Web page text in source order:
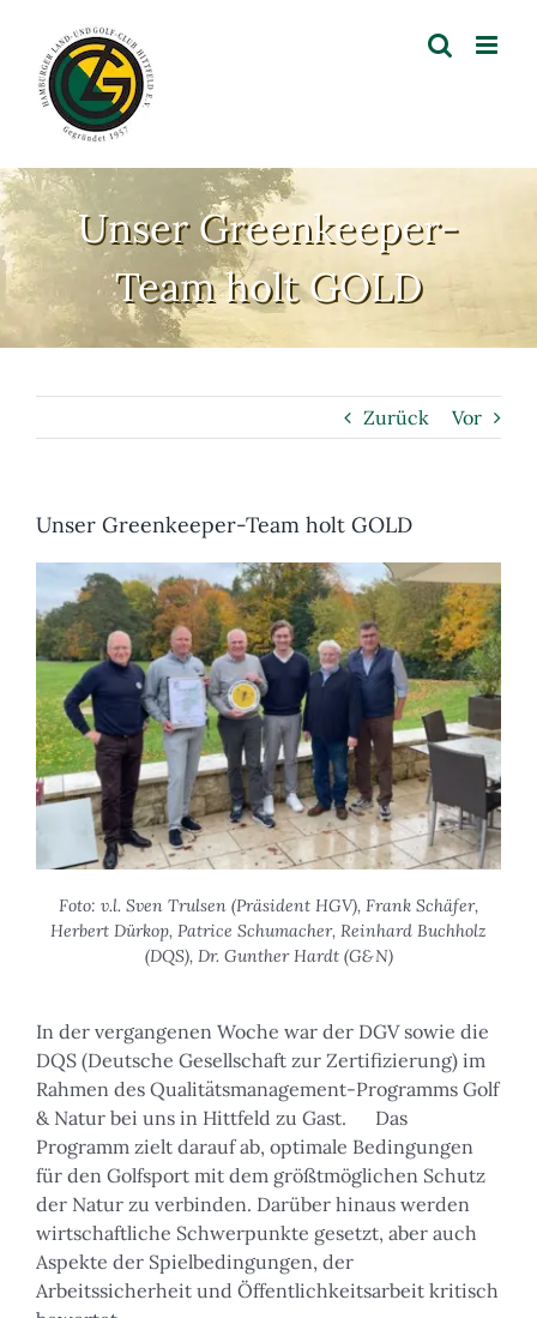
springen
Unser Greenkeeper-
Team holt GOLD
Zurück Vor
Unser Greenkeeper-Team holt GOLD
Foto: v.l. Sven Trulsen (Präsident HGV), Frank Schäfer,
Herbert Dürkop, Patrice Schumacher, Reinhard Buchholz
(DQS), Dr. Gunther Hardt (G&N)
In der vergangenen Woche war der DGV sowie die
DQS (Deutsche Gesellschaft zur Zertifizierung) im
Rahmen des Qualitätsmanagement-Programms Golf
& Natur bei uns in Hittfeld zu Gast. Das
Programm zielt darauf ab, optimale Bedingungen
für den Golfsport mit dem größtmöglichen Schutz
der Natur zu verbinden. Darüber hinaus werden
wirtschaftliche Schwerpunkte gesetzt, aber auch
Aspekte der Spielbedingungen, der
Arbeitssicherheit und Öffentlichkeitsarbeit kritisch